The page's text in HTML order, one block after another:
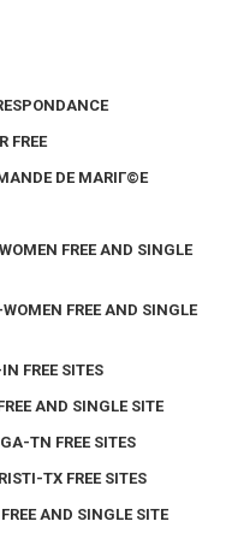
FREE
DE MARIГ©E
FREE AND SINGLE
FREE AND SINGLE
FREE SITES
AND SINGLE SITE
TN FREE SITES
TX FREE SITES
AND SINGLE SITE